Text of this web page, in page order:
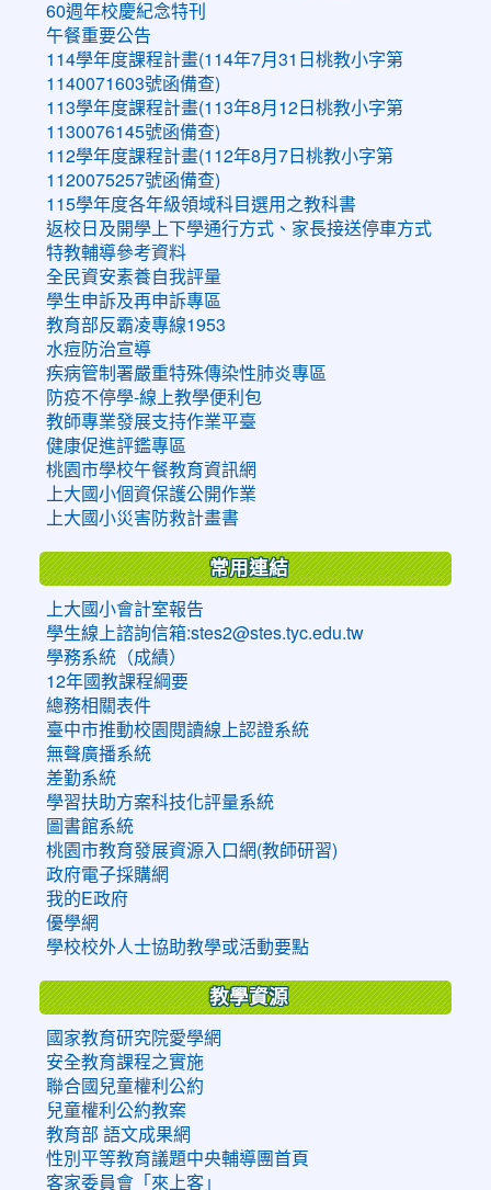
60週年校慶紀念特刊
午餐重要公告
114學年度課程計畫(114年7月31日桃教小字第
1140071603號函備查)
113學年度課程計畫(113年8月12日桃教小字第
1130076145號函備查)
112學年度課程計畫(112年8月7日桃教小字第
1120075257號函備查)
115學年度各年級領域科目選用之教科書
返校日及開學上下學通行方式、家長接送停車方式
特教輔導參考資料
全民資安素養自我評量
學生申訴及再申訴專區
教育部反霸凌專線1953
水痘防治宣導
疾病管制署嚴重特殊傳染性肺炎專區
防疫不停學-線上教學便利包
教師專業發展支持作業平臺
健康促進評鑑專區
桃園市學校午餐教育資訊網
上大國小個資保護公開作業
上大國小災害防救計畫書
常用連結
上大國小會計室報告
學生線上諮詢信箱:stes2@stes.tyc.edu.tw
學務系統（成績）
12年國教課程綱要
總務相關表件
臺中市推動校園閱讀線上認證系統
無聲廣播系統
差勤系統
學習扶助方案科技化評量系統
圖書館系統
桃園市教育發展資源入口網(教師研習)
政府電子採購網
我的E政府
優學網
學校校外人士協助教學或活動要點
教學資源
國家教育研究院愛學網
安全教育課程之實施
聯合國兒童權利公約
兒童權利公約教案
教育部 語文成果網
性別平等教育議題中央輔導團首頁
客家委員會「來上客」